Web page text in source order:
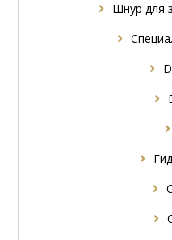
Шнур для